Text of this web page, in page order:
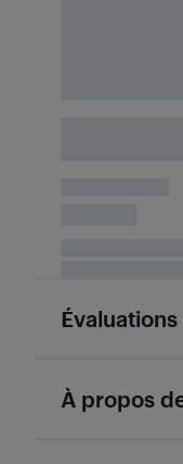
À propos